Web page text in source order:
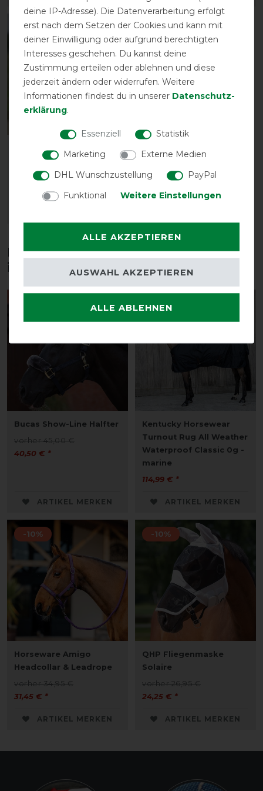
-10%
Bucas Buzz-Off
Extended Nose - Zebra
vorher 33,00 €
29,70 € *
Diese Produkte könnten dich auch
interessieren
Bucas Show-Line Halfter
vorher 45,00 €
40,50 € *
ARTIKEL MERKEN
Kentucky Horsewear
Turnout Rug All Weather
Waterproof Classic 0g -
marine
114,99 € *
ARTIKEL MERKEN
-10%
Horseware Amigo
Headcollar & Leadrope
vorher 34,95 €
31,45 € *
ARTIKEL MERKEN
-10%
QHP Fliegenmaske
Solaire
vorher 26,95 €
24,25 € *
ARTIKEL MERKEN
deine IP-Adresse). Die Datenverarbeitung erfolgt
erst nach dem Setzen der Cookies und kann mit
deiner Einwilligung oder aufgrund berechtigten
Interesses geschehen. Du kannst deine
Zustimmung erteilen oder ablehnen und diese
jederzeit ändern oder widerrufen. Weitere
Informationen findest du in unserer Daten­schutz­
erklärung.
Essenziell
Statistik
Marketing
Externe Medien
DHL Wunschzustellung
PayPal
Funktional
Weitere Einstellungen
ALLE AKZEPTIEREN
ALLE ABLEHNEN
AUSWAHL AKZEPTIEREN